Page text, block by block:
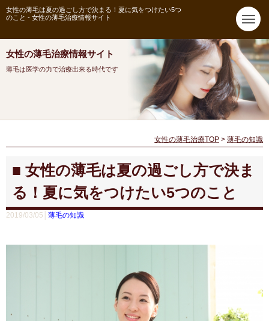
女性の薄毛は夏の過ごし方で決まる！夏に気をつけたい5つ
のこと - 女性の薄毛治療情報サイト
女性の薄毛治療情報サイト
薄毛は医学の力で治療出来る時代です
女性の薄毛治療TOP > 薄毛の知識
女性の薄毛は夏の過ごし方で決ま
る！夏に気をつけたい5つのこと
2019/03/05│ 薄毛の知識